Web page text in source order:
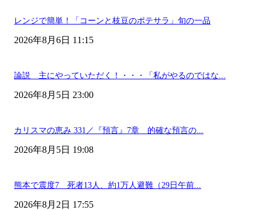
レンジで簡単！「コーンと枝豆のポテサラ」旬の一品
2026年8月6日 11:15
論説 主にやっていただく！・・・「私がやるのではな...
2026年8月5日 23:00
カリスマの恵み 331／『預言』7章 的確な預言の...
2026年8月5日 19:08
熊本で震度7 死者13人、約1万人避難（29日午前...
2026年8月2日 17:55